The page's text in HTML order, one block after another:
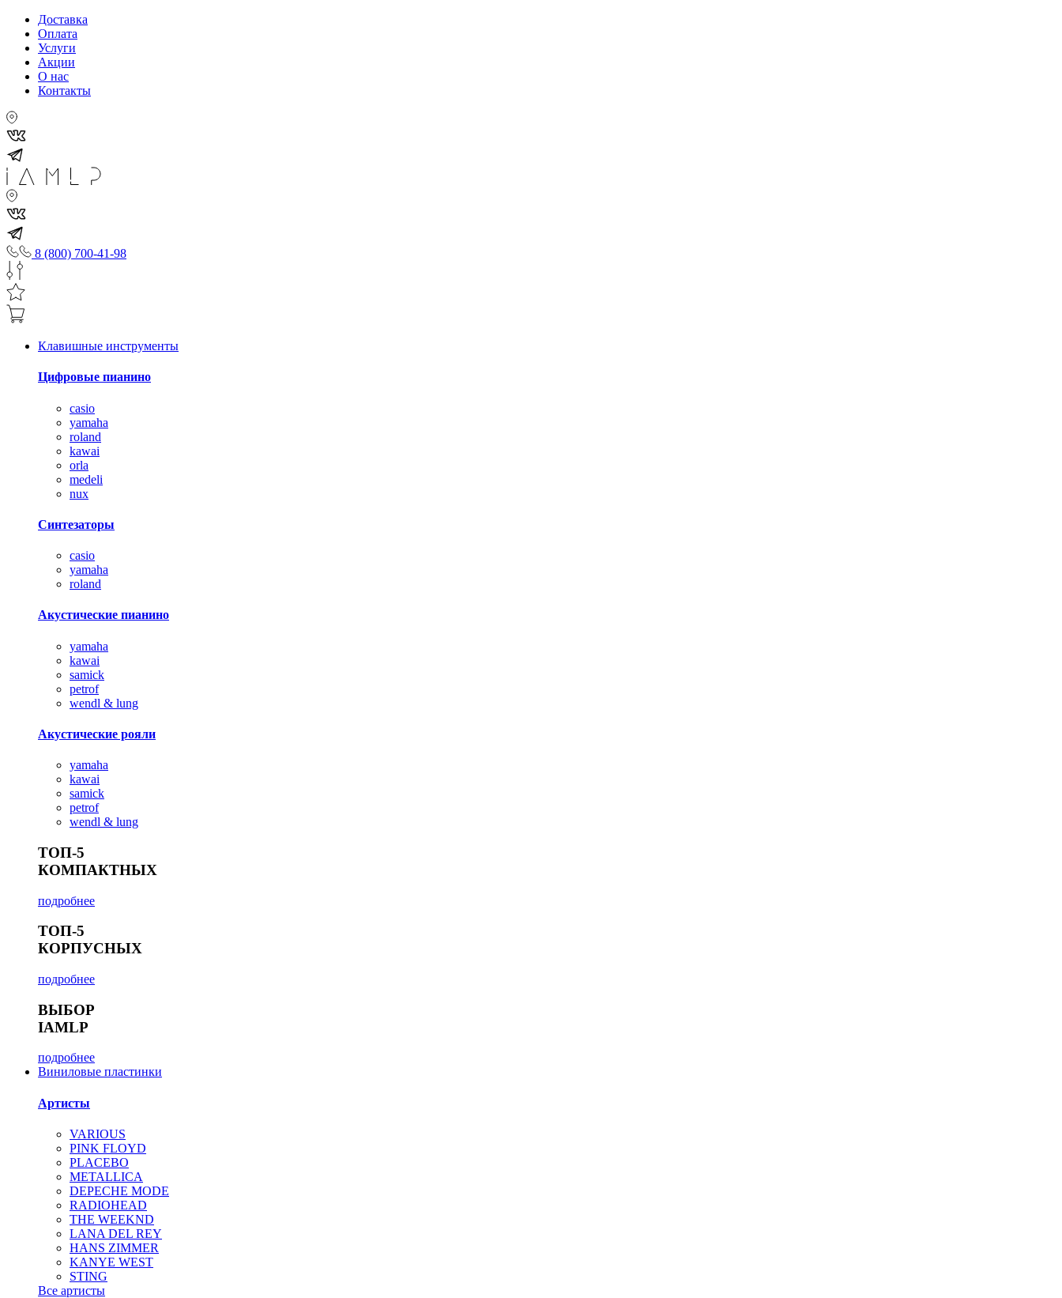
Доставка
Оплата
Услуги
Акции
О нас
Контакты
8 (800) 700-41-98
Клавишные инструменты
Цифровые пианино
casio
yamaha
roland
kawai
orla
medeli
nux
Синтезаторы
casio
yamaha
roland
Акустические пианино
yamaha
kawai
samick
petrof
wendl & lung
Акустические рояли
yamaha
kawai
samick
petrof
wendl & lung
ТОП-5
КОМПАКТНЫХ
подробнее
ТОП-5
КОРПУСНЫХ
подробнее
ВЫБОР
IAMLP
подробнее
Виниловые пластинки
Артисты
VARIOUS
PINK FLOYD
PLACEBO
METALLICA
DEPECHE MODE
RADIOHEAD
THE WEEKND
LANA DEL REY
HANS ZIMMER
KANYE WEST
STING
Все артисты